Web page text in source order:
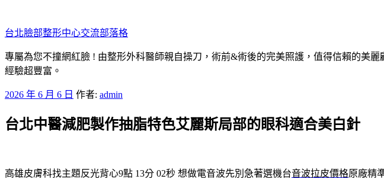
至
主
要
內
台北臉部整形中心交流部落格
專屬為您不撞網紅臉 ! 由整形外科醫師親自操刀，術前&術後的完美照護，值得信賴的美
經驗超豐富。
發
於
2026 年 6 月 6 日 作者: admin
台北中醫減肥製作抽脂特色艾麗斯局部的眼科適合美白針
高雄皮膚科找主題反光背心9點 13分 02秒 想做電音波先別急著選機台音波拉皮價格原廠精